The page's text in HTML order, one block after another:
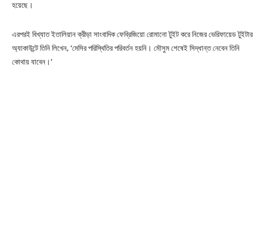
হয়েছে।
এরপরই বিখ্যাত ইতালিয়ান ক্রীড়া সাংবাদিক ফেব্রিজিয়ো রোমানো টুইট করে নিজের ভেরিফায়েড টুইটার
অ্যাকাউন্টে তিনি লিখেন, ‘মেসির পরিস্থিতির পরিবর্তন হয়নি। মৌসুম শেষেই সিদ্ধান্ত নেবেন তিনি
কোথায় যাবেন।’